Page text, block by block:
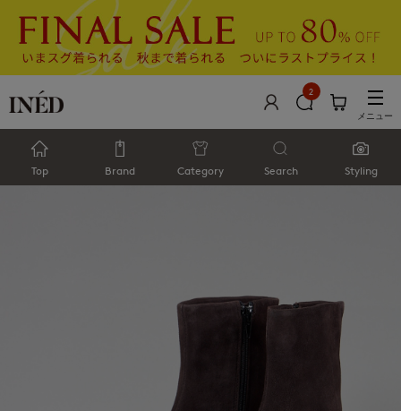
2
メニュー
Top Brand Category Search Styling